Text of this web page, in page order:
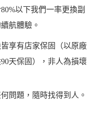
以下我們一率更換副
航體驗。
享有店家保固（以原廠
天保固），非人為損壞
問題，隨時找得到人。